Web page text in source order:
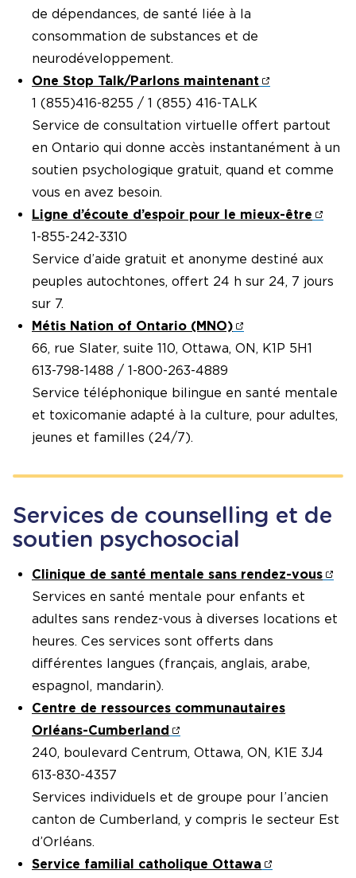
de dépendances, de santé liée à la
consommation de substances et de
neurodéveloppement.
One Stop Talk/Parlons maintenant
1 (855)416-8255 / 1 (855) 416-TALK
Service de consultation virtuelle offert partout
en Ontario qui donne accès instantanément à un
soutien psychologique gratuit, quand et comme
vous en avez besoin.
Ligne d’écoute d’espoir pour le mieux-être
1-855-242-3310
Service d’aide gratuit et anonyme destiné aux
peuples autochtones, offert 24 h sur 24, 7 jours
sur 7.
Métis Nation of Ontario (MNO)
66, rue Slater, suite 110, Ottawa, ON, K1P 5H1
613-798-1488 / 1-800-263-4889
Service téléphonique bilingue en santé mentale
et toxicomanie adapté à la culture, pour adultes,
jeunes et familles (24/7).
Services de counselling et de
soutien psychosocial
Clinique de santé mentale sans rendez-vous
Services en santé mentale pour enfants et
adultes sans rendez-vous à diverses locations et
heures. Ces services sont offerts dans
différentes langues (français, anglais, arabe,
espagnol, mandarin).
Centre de ressources communautaires
Orléans-Cumberland
240, boulevard Centrum, Ottawa, ON, K1E 3J4
613-830-4357
Services individuels et de groupe pour l’ancien
canton de Cumberland, y compris le secteur Est
d’Orléans.
Service familial catholique Ottawa